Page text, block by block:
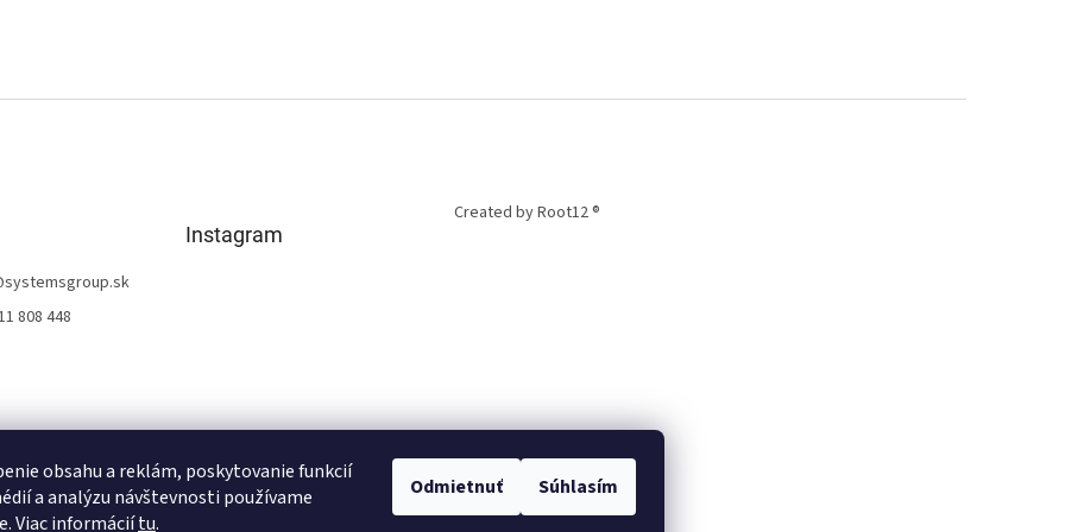
obsahu a reklám, poskytovanie funkcií
a analýzu návštevnosti používame
Viac informáciítu.
Odmietnuť Súhlasím
systemsgroup.sk
808 448
Instagram
Sledovať na Instagrame
Created by Root12 ®